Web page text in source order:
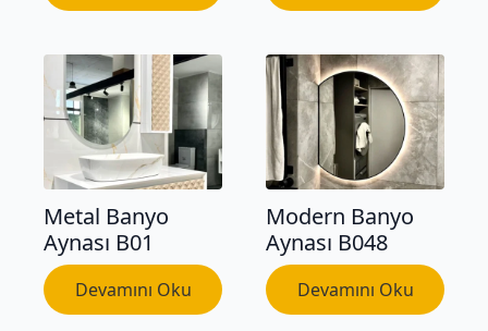
Metal Banyo
Aynası B01
Devamını Oku
Modern Banyo
Aynası B048
Devamını Oku